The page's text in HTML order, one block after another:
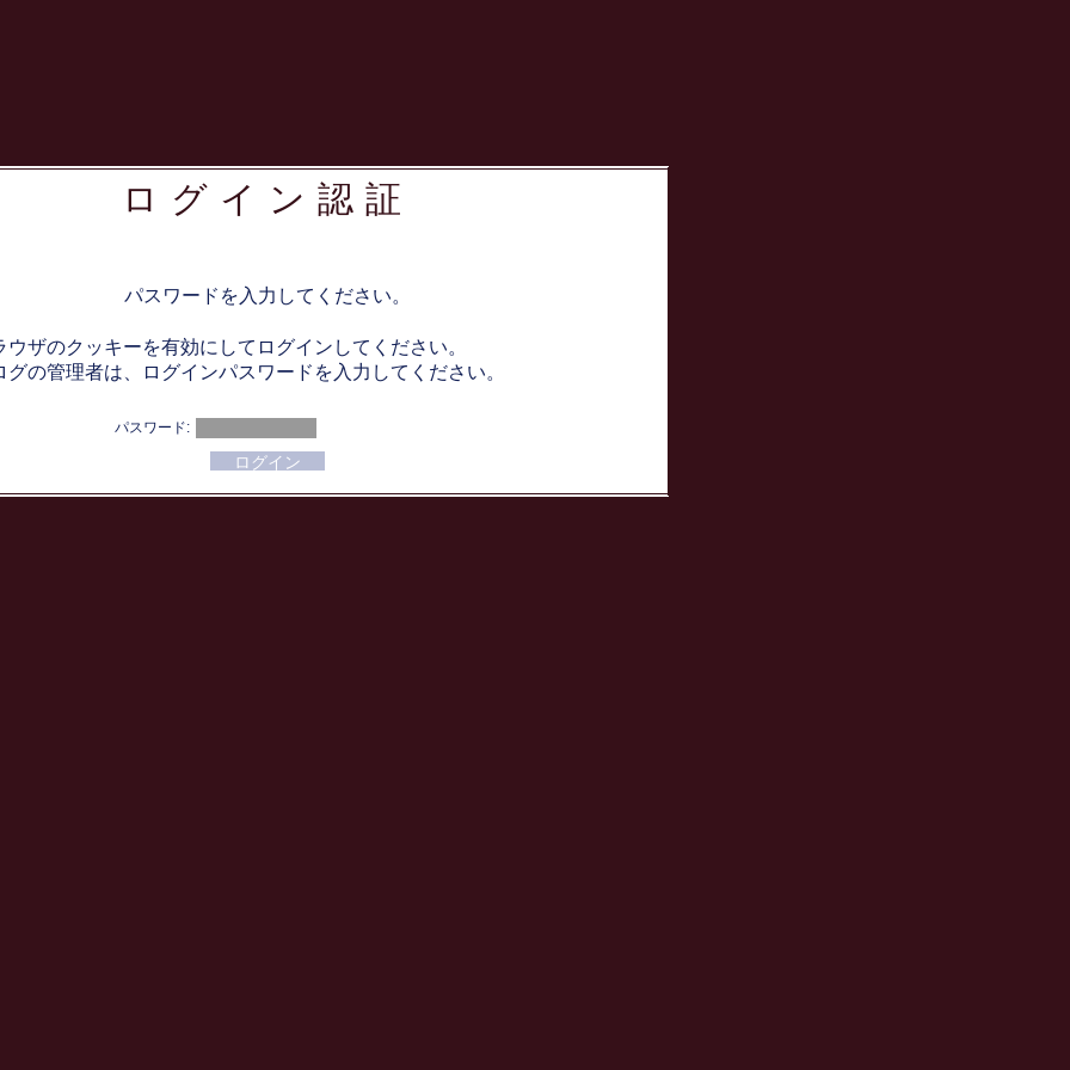
ログイン認証
パスワードを入力してください。
ザのクッキーを有効にしてログインしてください。
の管理者は、ログインパスワードを入力してください。
パスワード: